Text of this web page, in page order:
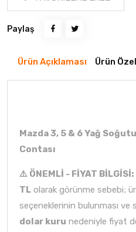
Paylaş
Ürün Açıklaması Ürün
Mazda 3, 5 & 6 Yağ
Contası
⚠️ ÖNEMLİ - FİYAT BİLGİSİ:
TL olarak görünme sebebi;
seçeneklerinin bulunması ve
dolar kuru nedeniyle fiyat